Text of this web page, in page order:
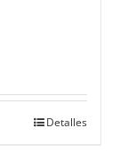
Detalles